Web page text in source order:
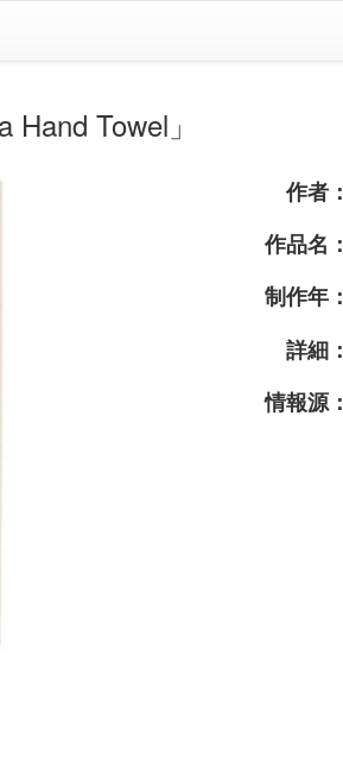
Towel」
作者：
作品名：
制作年：
詳細：
情報源：